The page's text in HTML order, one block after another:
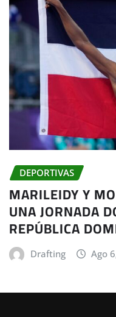
DEPORTIVAS
MARILEIDY Y
UNA JORNADA
REPÚBLICA
Drafting Ago